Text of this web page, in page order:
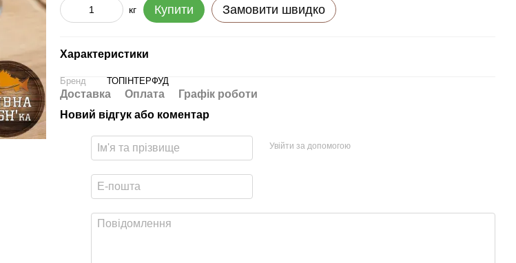
кг Купити Замовити швидко
Характеристики
Бренд ТОПІНТЕРФУД
Доставка Оплата
Графік роботи
Новий відгук або коментар
Увійти за допомогою